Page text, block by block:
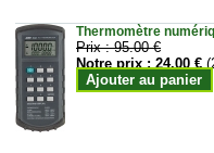
Thermomètre
Prix :95.00 €
Notre prix :24.00 €
Ajouter au panier